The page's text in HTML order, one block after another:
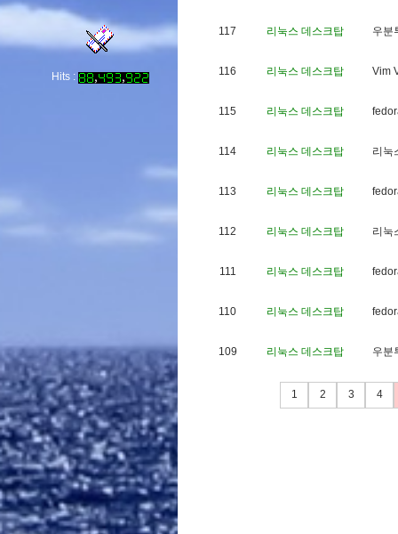
Hits :
117 리눅스 데스크탑 우분
116 리눅스 데스크탑 Vim
115 리눅스 데스크탑 fedor
114 리눅스 데스크탑 리 눅
113 리눅스 데스크탑 fedor
112 리눅스 데스크탑 리 눅
111 리눅스 데스크탑 fedor
110 리눅스 데스크탑 fedor
109 리눅스 데스크탑 우분
1 2 3 4